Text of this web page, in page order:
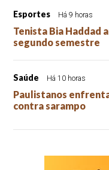
Esportes Há 9 horas
Tenista Bia Haddad
segundo semestre
Saúde Há 10 horas
Paulistanos
contra sarampo